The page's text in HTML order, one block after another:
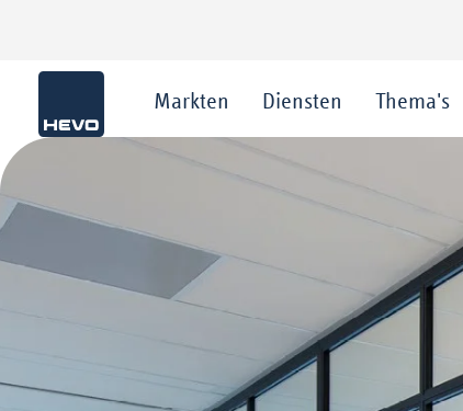
Markten Diensten Thema's